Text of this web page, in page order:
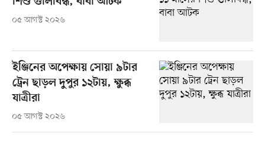
০৫ আগস্ট ২০২৬
ইঞ্জিনের অপেক্ষায় সোয়া ৯টার
ট্রেন ছাড়ল দুপুর ১২টায়, ক্ষুব্ধ
যাত্রীরা
০৫ আগস্ট ২০২৬